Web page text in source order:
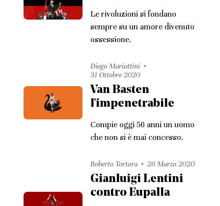
Le rivoluzioni si fondano
sempre su un amore divenuto
ossessione.
Diego Mariottini
31 Ottobre 2020
Van Basten
l'impenetrabile
Compie oggi 56 anni un uomo
che non si è mai concesso.
Roberto Tortora 26 Marzo 2020
Gianluigi Lentini
contro Eupalla